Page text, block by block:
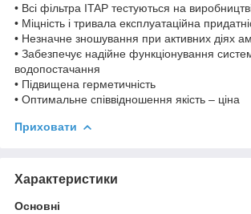
• Всі фільтра ITAP тестуються на
• Міцність і тривала експлуатаційна
• Незначне зношування при активних діях
• Забезпечує надійне функціонування
водопостачання
• Підвищена герметичність
• Оптимальне співвідношення якість – ціна
Приховати
Характеристики
Основні